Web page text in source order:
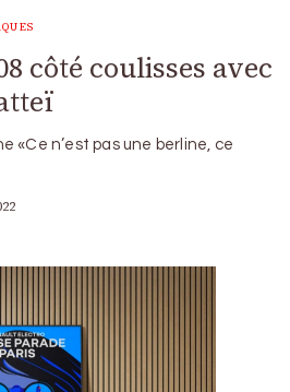
côté coulisses avec
«Ce n’est pas une berline, ce